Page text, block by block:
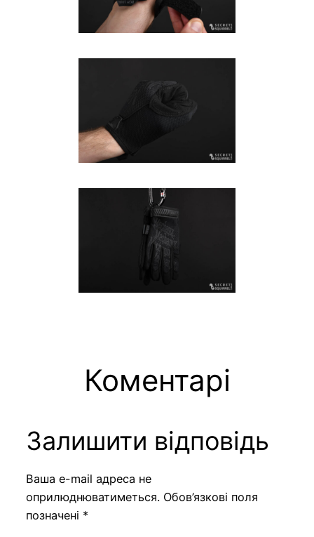
Коментарі
Залишити відповідь
Ваша e-mail адреса не
оприлюднюватиметься. Обов’язкові поля
позначені *